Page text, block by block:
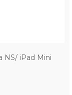
NS/ iPad Mini